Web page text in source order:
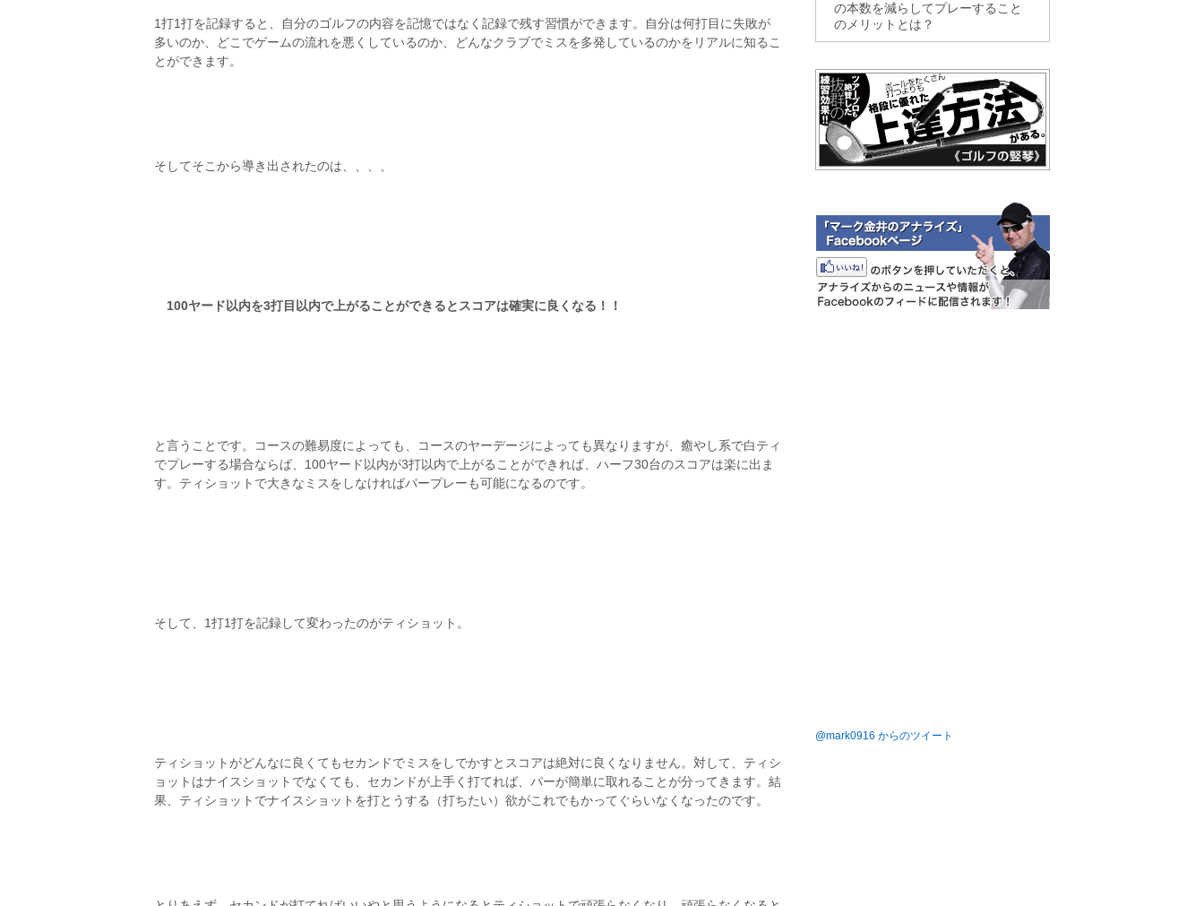
1打1打を記録すると、自分のゴルフの内容を記憶ではなく記録で残す習慣ができます。自分は何打目に失敗が
多いのか、どこでゲームの流れを悪くしているのか、どんなクラブでミスを多発しているのかをリアルに知るこ
とができます。
そしてそこから導き出されたのは、、、、
100ヤード以内を3打目以内で上がることができるとスコアは確実に良くなる！！
と言うことです。コースの難易度によっても、コースのヤーデージによっても異なりますが、癒やし系で白ティ
でプレーする場合ならば、100ヤード以内が3打以内で上がることができれば、ハーフ30台のスコアは楽に出ま
す。ティショットで大きなミスをしなければパープレーも可能になるのです。
そして、1打1打を記録して変わったのがティショット。
ティショットがどんなに良くてもセカンドでミスをしでかすとスコアは絶対に良くなりません。対して、ティシ
ョットはナイスショットでなくても、セカンドが上手く打てれば、パーが簡単に取れることが分ってきます。結
果、ティショットでナイスショットを打とうする（打ちたい）欲がこれでもかってぐらいなくなったのです。
の本数を減らしてプレーすること
のメリットとは？
@mark0916 からのツイート